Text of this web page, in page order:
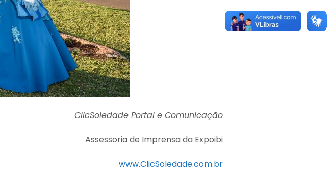
ClicSoledade Portal e Comunicação
Assessoria de Imprensa da Expoibi
www.ClicSoledade.com.br